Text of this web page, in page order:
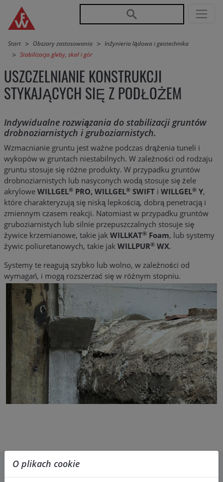
Przejdź do nawigacji głównej
Przejdź do treści
Start Obszary zastosowania
Inżynieria lądowa i geotechnika
Stabilizacja gleby, skał i gór
USZCZELNIANIE KONSTRUKCJI
STYKAJĄCYCH SIĘ Z PODŁOŻEM
Indywidualne rozwiązania do stabilizacji gruntów
drobnoziarnistych i gruboziarnistych.
Wzmacnianie gruntu jest ważne podczas drążenia tuneli i
wykopów w gruntach niestabilnych. W zależności od rodzaju
gruntu stosuje się różne produkty. W przypadku gruntów
drobnoziarnistych lub nasyconych wodą stosuje się żele
akrylowe WILLGEL® PRO, WILLGEL® SWIFT i WILLGEL® Y,
które charakteryzują się niską lepkością, dobrą penetracją i
zmiennym czasem reakcji. Natomiast w przypadku gruntów
gruboziarnistych lub silnie przepuszczalnych stosuje się
żywice krzemianowe, takie jak WILLKAT® Foam, lub systemy
żywic poliuretanowych, takie jak WILLPUR® WX.
Systemy te reagują szybko lub wolno, w zależności od
wymagań, i mogą rozszerzać się w różnym stopniu.
O plikach cookie